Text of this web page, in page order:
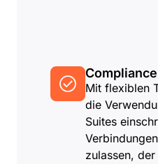
Mit flexiblen
die
Suites
zulassen,